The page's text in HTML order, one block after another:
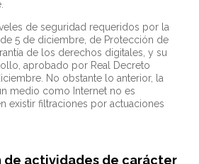
de seguridad requeridos por la
5 de diciembre, de Protección de
de los derechos digitales, y su
aprobado por Real Decreto
No obstante lo anterior, la
medio como Internet no es
existir filtraciones por actuaciones
de actividades de carácter